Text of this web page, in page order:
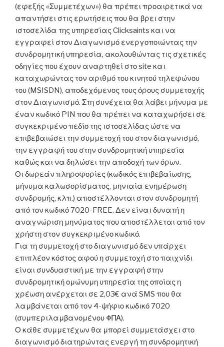
(εφεξής «Συμμετέχων») θα πρέπει προαιρετικά να
απαντήσει στις ερωτήσεις που θα βρει στην
ιστοσελίδα της υπηρεσίας Clicksaints και να
εγγραφεί στον Διαγωνισμό ενεργοποιώντας την
συνδρομητική υπηρεσία, ακολουθώντας τις σχετικές
οδηγίες που έχουν αναρτηθεί στο site και
καταχωρώντας τον αριθμό του κινητού τηλεφώνου
του (MSISDN), αποδεχόμενος τους όρους συμμετοχής
στον Διαγωνισμό. Στη συνέχεια θα λάβει μήνυμα με
έναν κωδικό PIN που θα πρέπει να καταχωρήσει σε
συγκεκριμένο πεδίο της ιστοσελίδας ώστε να
επιβεβαιώσει την συμμετοχή του στον διαγωνισμό,
την εγγραφή του στην συνδρομητική υπηρεσία
καθώς και να δηλώσει την αποδοχή των όρων.
Οι δωρεάν πληροφορίες (κωδικός επιβεβαίωσης,
μήνυμα καλωσορίσματος, μηνιαία ενημέρωση
συνδρομής, κλπ.) αποστέλλονται στον συνδρομητή
από τον κωδικό 7020-FREE. Δεν είναι δυνατή η
αναγνώριση μηνύματος που αποστέλλεται από τον
χρήστη στον συγκεκριμένο κωδικό.
Για τη συμμετοχή στο διαγωνισμό δεν υπάρχει
επιπλέον κόστος αφού η συμμετοχή στο παιχνίδι
είναι συνδυαστική με την εγγραφή στην
συνδρομητική ομώνυμη υπηρεσία της οποίας η
χρέωση ανέρχεται σε 2,03€ ανά SMS που θα
λαμβάνεται από τον 4-ψήφιο κωδικό 7020
(συμπεριλαμβανομένου ΦΠΑ).
Ο κάθε συμμετέχων θα μπορεί συμμετάσχει στο
διαγωνισμό διατηρώντας ενεργή τη συνδρομητική